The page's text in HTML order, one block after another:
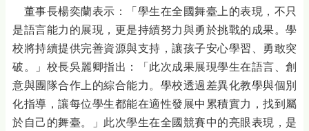
董事長楊奕蘭表示：「學生在全國舞臺上的表現，不只
是語言能力的展現，更是持續努力與勇於挑戰的成果。學
校將持續提供完善資源與支持，讓孩子安心學習、勇敢突
破。」校長吳麗卿指出：「此次成果展現學生在語言、創
意與團隊合作上的綜合能力。學校透過差異化教學與個別
化指導，讓每位學生都能在適性發展中累積實力，找到屬
於自己的舞臺。」此次學生在全國競賽中的亮眼表現，是